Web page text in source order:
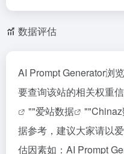
数据评估
AI Prompt Generator浏
要查询该站的相关权重
""爱站数据 ""
据参考，建议大家请以
估因素如：AI Prompt